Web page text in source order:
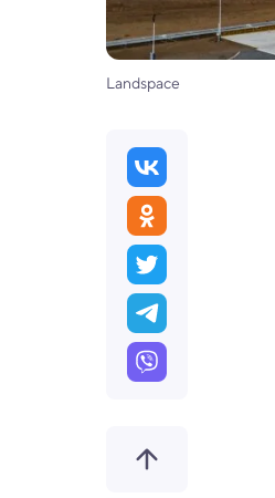
Landspace